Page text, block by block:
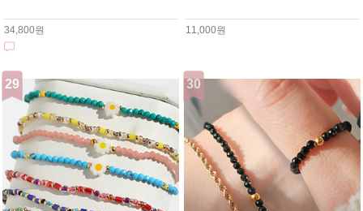
34,800원 11,000원